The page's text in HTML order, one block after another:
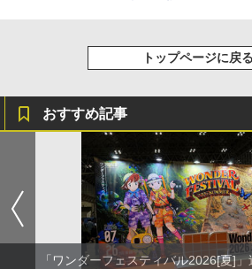
トップページに戻る
おすすめ記事
「ワンダーフェスティバル2026[夏]